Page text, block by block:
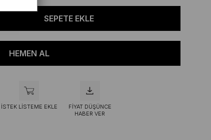
İSTEK LISTEME EKLE
FIYAT DÜŞÜNCE
HABER VER